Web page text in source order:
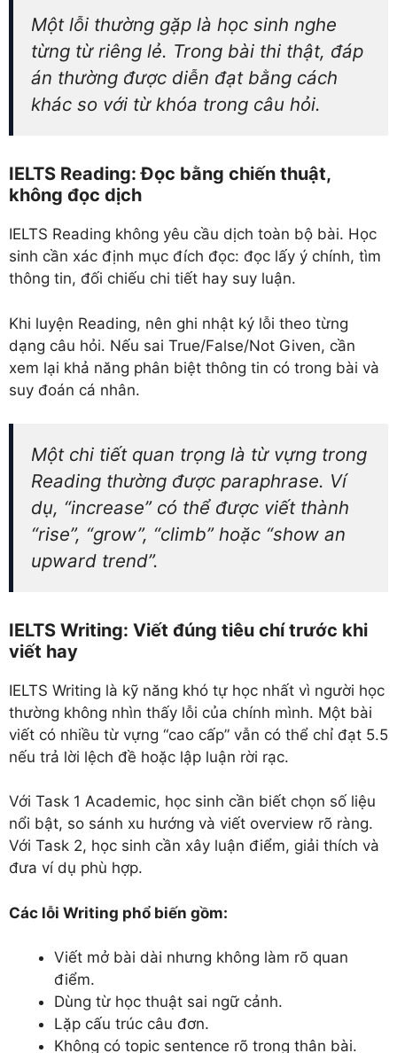
Một lỗi thường gặp là học sinh nghe
từng từ riêng lẻ. Trong bài thi thật, đáp
án thường được diễn đạt bằng cách
khác so với từ khóa trong câu hỏi.
IELTS Reading: Đọc bằng chiến thuật,
không đọc dịch
IELTS Reading không yêu cầu dịch toàn bộ bài. Học
sinh cần xác định mục đích đọc: đọc lấy ý chính, tìm
thông tin, đối chiếu chi tiết hay suy luận.
Khi luyện Reading, nên ghi nhật ký lỗi theo từng
dạng câu hỏi. Nếu sai True/False/Not Given, cần
xem lại khả năng phân biệt thông tin có trong bài và
suy đoán cá nhân.
Một chi tiết quan trọng là từ vựng trong
Reading thường được paraphrase. Ví
dụ, “increase” có thể được viết thành
“rise”, “grow”, “climb” hoặc “show an
upward trend”.
IELTS Writing: Viết đúng tiêu chí trước khi
viết hay
IELTS Writing là kỹ năng khó tự học nhất vì người học
thường không nhìn thấy lỗi của chính mình. Một bài
viết có nhiều từ vựng “cao cấp” vẫn có thể chỉ đạt 5.5
nếu trả lời lệch đề hoặc lập luận rời rạc.
Với Task 1 Academic, học sinh cần biết chọn số liệu
nổi bật, so sánh xu hướng và viết overview rõ ràng.
Với Task 2, học sinh cần xây luận điểm, giải thích và
đưa ví dụ phù hợp.
Các lỗi Writing phổ biến gồm:
Viết mở bài dài nhưng không làm rõ quan
điểm.
Dùng từ học thuật sai ngữ cảnh.
Lặp cấu trúc câu đơn.
Không có topic sentence rõ trong thân bài.